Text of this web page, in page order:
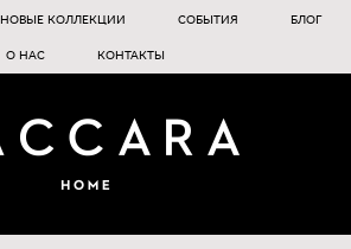
НОВЫЕ КОЛЛЕКЦИИ СОБЫТИЯ БЛОГ
О НАС КОНТАКТЫ